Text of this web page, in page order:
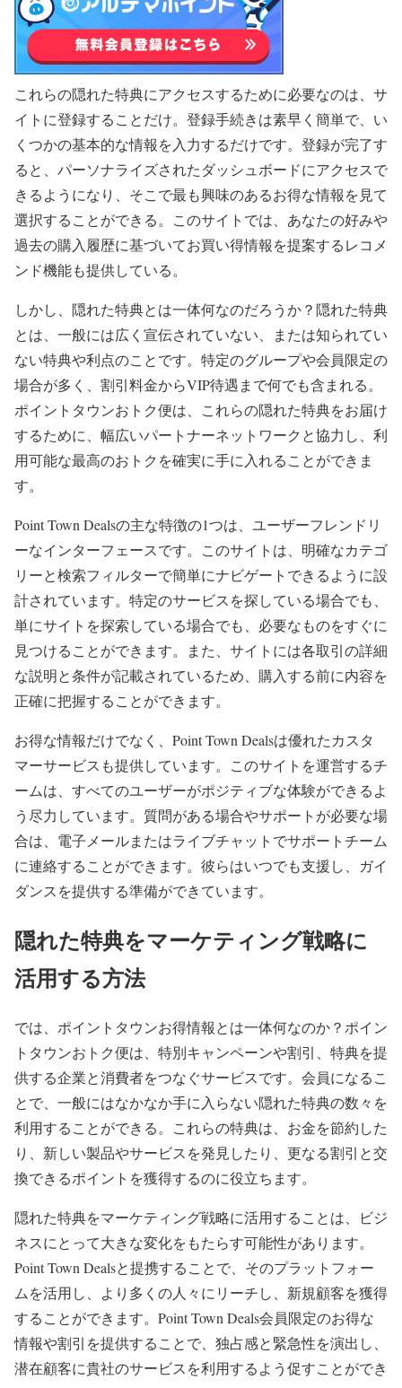
これらの隠れた特典にアクセスするために必要なのは、サ
イトに登録することだけ。登録手続きは素早く簡単で、い
くつかの基本的な情報を入力するだけです。登録が完了す
ると、パーソナライズされたダッシュボードにアクセスで
きるようになり、そこで最も興味のあるお得な情報を見て
選択することができる。このサイトでは、あなたの好みや
過去の購入履歴に基づいてお買い得情報を提案するレコメ
ンド機能も提供している。
しかし、隠れた特典とは一体何なのだろうか？隠れた特典
とは、一般には広く宣伝されていない、または知られてい
ない特典や利点のことです。特定のグループや会員限定の
場合が多く、割引料金からVIP待遇まで何でも含まれる。
ポイントタウンおトク便は、これらの隠れた特典をお届け
するために、幅広いパートナーネットワークと協力し、利
用可能な最高のおトクを確実に手に入れることができま
す。
Point Town Dealsの主な特徴の1つは、ユーザーフレンドリ
ーなインターフェースです。このサイトは、明確なカテゴ
リーと検索フィルターで簡単にナビゲートできるように設
計されています。特定のサービスを探している場合でも、
単にサイトを探索している場合でも、必要なものをすぐに
見つけることができます。また、サイトには各取引の詳細
な説明と条件が記載されているため、購入する前に内容を
正確に把握することができます。
お得な情報だけでなく、Point Town Dealsは優れたカスタ
マーサービスも提供しています。このサイトを運営するチ
ームは、すべてのユーザーがポジティブな体験ができるよ
う尽力しています。質問がある場合やサポートが必要な場
合は、電子メールまたはライブチャットでサポートチーム
に連絡することができます。彼らはいつでも支援し、ガイ
ダンスを提供する準備ができています。
隠れた特典をマーケティング戦略に
活用する方法
では、ポイントタウンお得情報とは一体何なのか？ポイン
トタウンおトク便は、特別キャンペーンや割引、特典を提
供する企業と消費者をつなぐサービスです。会員になるこ
とで、一般にはなかなか手に入らない隠れた特典の数々を
利用することができる。これらの特典は、お金を節約した
り、新しい製品やサービスを発見したり、更なる割引と交
換できるポイントを獲得するのに役立ちます。
隠れた特典をマーケティング戦略に活用することは、ビジ
ネスにとって大きな変化をもたらす可能性があります。
Point Town Dealsと提携することで、そのプラットフォー
ムを活用し、より多くの人々にリーチし、新規顧客を獲得
することができます。Point Town Deals会員限定のお得な
情報や割引を提供することで、独占感と緊急性を演出し、
潜在顧客に貴社のサービスを利用するよう促すことができ